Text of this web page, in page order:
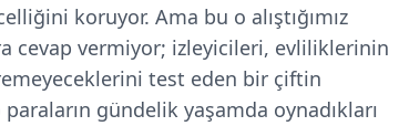
koruyor. Ama bu o alıştığımız
cevap vermiyor; izleyicileri, evliliklerinin
test eden bir çiftin
gündelik yaşamda oynadıkları